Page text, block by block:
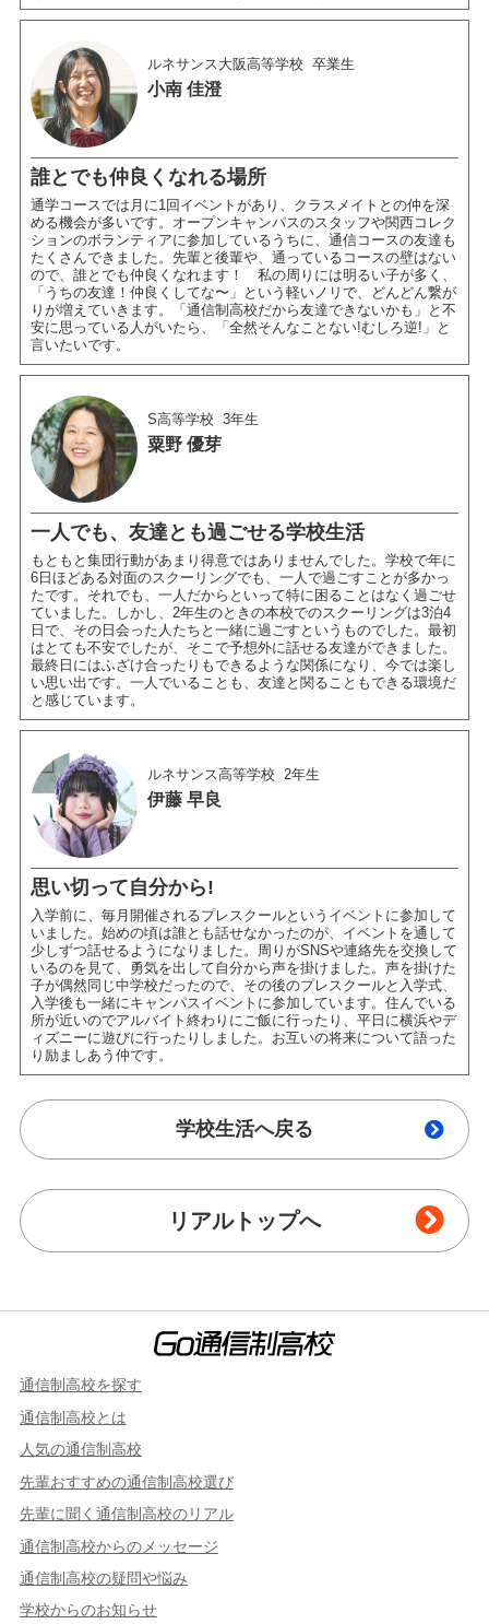
ルネサンス大阪高等学校 卒業生
小南 佳澄
誰とでも仲良くなれる場所
通学コースでは月に1回イベントがあり、クラスメイトとの仲を深
める機会が多いです。オープンキャンパスのスタッフや関西コレク
ションのボランティアに参加しているうちに、通信コースの友達も
たくさんできました。先輩と後輩や、通っているコースの壁はない
ので、誰とでも仲良くなれます！ 私の周りには明るい子が多く、
「うちの友達！仲良くしてな〜」という軽いノリで、どんどん繋が
りが増えていきます。「通信制高校だから友達できないかも」と不
安に思っている人がいたら、「全然そんなことない!むしろ逆!」と
言いたいです。
S高等学校 3年生
粟野 優芽
一人でも、友達とも過ごせる学校生活
もともと集団行動があまり得意ではありませんでした。学校で年に
6日ほどある対面のスクーリングでも、一人で過ごすことが多かっ
たです。それでも、一人だからといって特に困ることはなく過ごせ
ていました。しかし、2年生のときの本校でのスクーリングは3泊4
日で、その日会った人たちと一緒に過ごすというものでした。最初
はとても不安でしたが、そこで予想外に話せる友達ができました。
最終日にはふざけ合ったりもできるような関係になり、今では楽し
い思い出です。一人でいることも、友達と関ることもできる環境だ
と感じています。
ルネサンス高等学校 2年生
伊藤 早良
思い切って自分から!
入学前に、毎月開催されるプレスクールというイベントに参加して
いました。始めの頃は誰とも話せなかったのが、イベントを通して
少しずつ話せるようになりました。周りがSNSや連絡先を交換して
いるのを見て、勇気を出して自分から声を掛けました。声を掛けた
子が偶然同じ中学校だったので、その後のプレスクールと入学式、
入学後も一緒にキャンパスイベントに参加しています。住んでいる
所が近いのでアルバイト終わりにご飯に行ったり、平日に横浜やデ
ィズニーに遊びに行ったりしました。お互いの将来について語った
り励ましあう仲です。
学校生活へ戻る
リアルトップへ
通信制高校を探す
通信制高校とは
人気の通信制高校
先輩おすすめの通信制高校選び
先輩に聞く通信制高校のリアル
通信制高校からのメッセージ
通信制高校の疑問や悩み
学校からのお知らせ